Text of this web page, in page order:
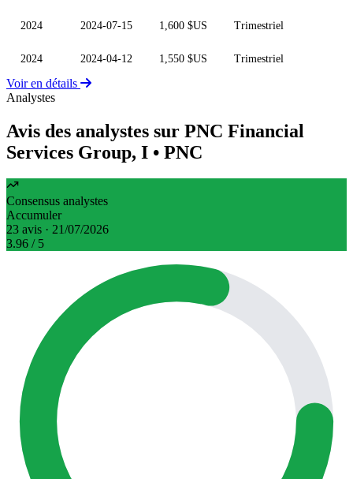
2024 2024-07-15 1,600 $US Trimestriel
2024 2024-04-12 1,550 $US Trimestriel
Voir en détails
Analystes
Avis des analystes sur PNC Financial
Services Group, I • PNC
Consensus analystes
Accumuler
23 avis · 21/07/2026
3.96 / 5